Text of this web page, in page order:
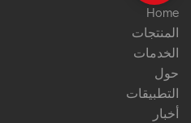
Home
المنتجات
الخدمات
حول
التطبيقات
أخبار